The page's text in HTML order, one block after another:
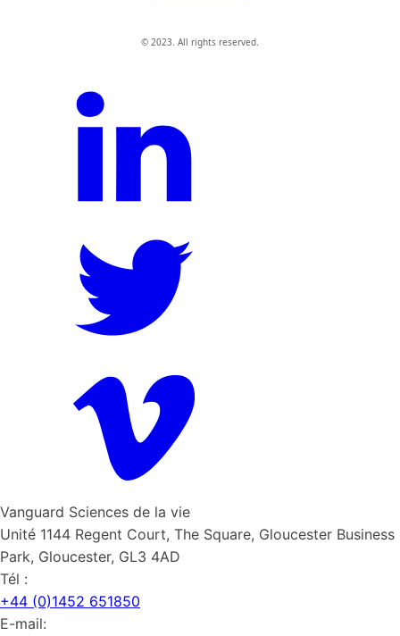
© 2023. All rights reserved.
Vanguard Sciences de la vie
Unité 1144 Regent Court, The Square, Gloucester Business
Park, Gloucester, GL3 4AD
Tél :
+44 (0)1452 651850
E-mail: